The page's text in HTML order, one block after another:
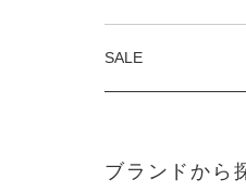
SALE
ブランドから